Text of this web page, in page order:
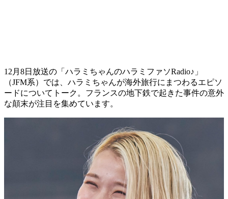
12月8日放送の「ハラミちゃんのハラミファソRadio♪」
（JFM系）では、ハラミちゃんが海外旅行にまつわるエピソ
ードについてトーク。フランスの地下鉄で起きた事件の意外
な顛末が注目を集めています。